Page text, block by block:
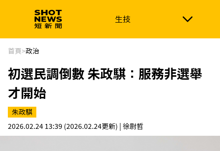
生技
生技 政治
新南向 體育
首頁>政治
初選民調倒數 朱政騏：服務非選舉
才開始
朱政騏
2026.02.24 13:39 (2026.02.24更新) | 徐尉哲